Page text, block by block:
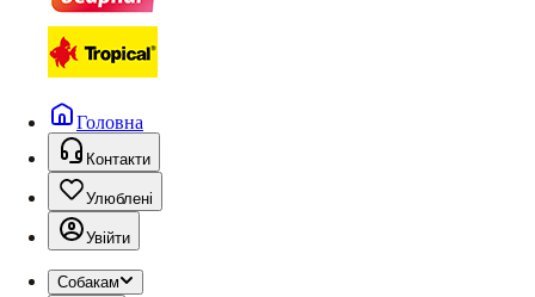
Головна
Контакти
Улюблені
Увійти
Собакам